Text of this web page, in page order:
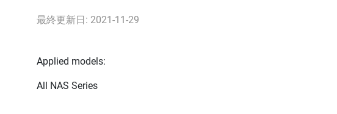
最終更新日: 2021-11-29
Applied models:
All NAS Series